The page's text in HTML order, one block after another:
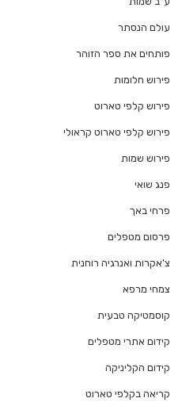
עולם הנסתר
פותחים את ספר הזוהר
פירוש חלומות
פירוש קלפי טארוט
פירוש קלפי טארוט קראולי
פירוש שמות
פנג שואי
פרחי באך
פרסום מטפלים
צ'אקרות ואנרגיה רוחנית
צמחי מרפא
קוסמטיקה טבעית
קידום אתרי מטפלים
קידום הקליניקה
קריאה בקלפי טארוט